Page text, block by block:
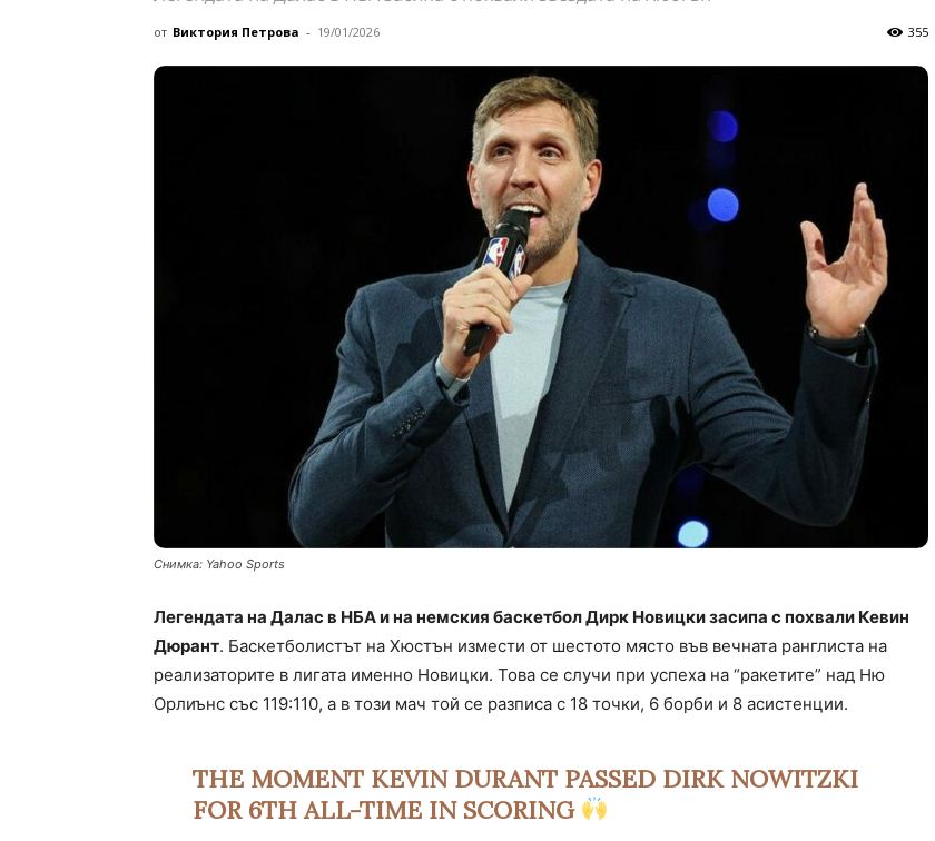
от Виктория Петрова - 19/01/2026 355
Снимка: Yahoo Sports
Легендата на Далас в НБА и на немския баскетбол Дирк Новицки засипа с похвали Кевин
Дюрант. Баскетболистът на Хюстън измести от шестото място във вечната ранглиста на
реализаторите в лигата именно Новицки. Това се случи при успеха на “ракетите” над Ню
Орлиънс със 119:110, а в този мач той се разписа с 18 точки, 6 борби и 8 асистенции.
THE MOMENT KEVIN DURANT PASSED DIRK NOWITZKI
FOR 6TH ALL-TIME IN SCORING